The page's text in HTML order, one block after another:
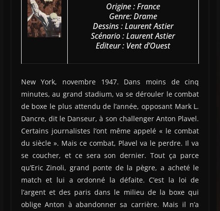
Origine : France
Genre: Drame
Dessins : Laurent Astier
Scénario : Laurent Astier
Editeur : Vent d’Ouest
New York, novembre 1947. Dans moins de cinq
minutes, au grand stadium, va se dérouler le combat
de boxe le plus attendu de l’année, opposant Mark L.
Dancre, dit le Danseur, à son challenger Anton Plavel.
Certains journalistes l’ont même appelé « le combat
du siècle ». Mais ce combat, Plavel va le perdre. Il va
se coucher, et ce sera son dernier. Tout ça parce
qu’Eric Zinoli, grand ponte de la pègre, a acheté le
match et lui a ordonné la défaite. C’est la loi de
l’argent et des paris dans le milieu de la boxe qui
oblige Anton à abandonner sa carrière. Mais il n’a